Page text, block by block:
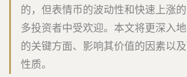
的，但表情币的波动性和快速上涨
多投资者中受欢迎。本文将更深入
的关键方面、影响其价值的因素以
性质。